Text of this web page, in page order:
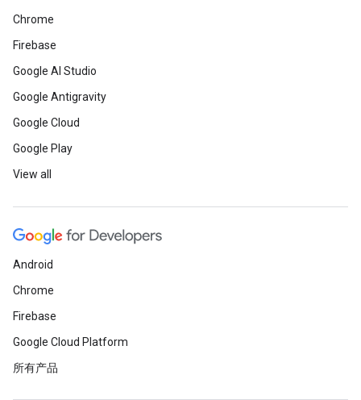
Chrome
Firebase
Google AI Studio
Google Antigravity
Google Cloud
Google Play
View all
Android
Chrome
Firebase
Google Cloud Platform
所有产品